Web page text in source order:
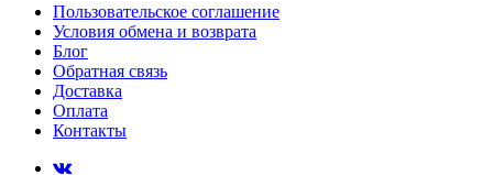
Пользовательское соглашение
Условия обмена и возврата
Блог
Обратная связь
Доставка
Оплата
Контакты